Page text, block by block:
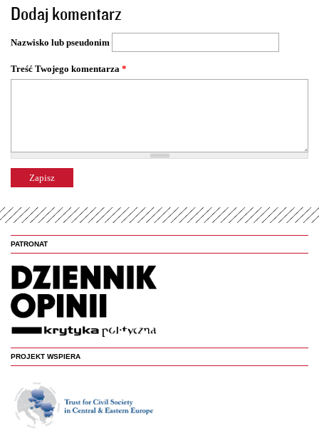
r
o
n
y
Dodaj komentarz
Nazwisko lub pseudonim
Treść Twojego komentarza *
PATRONAT
PROJEKT WSPIERA